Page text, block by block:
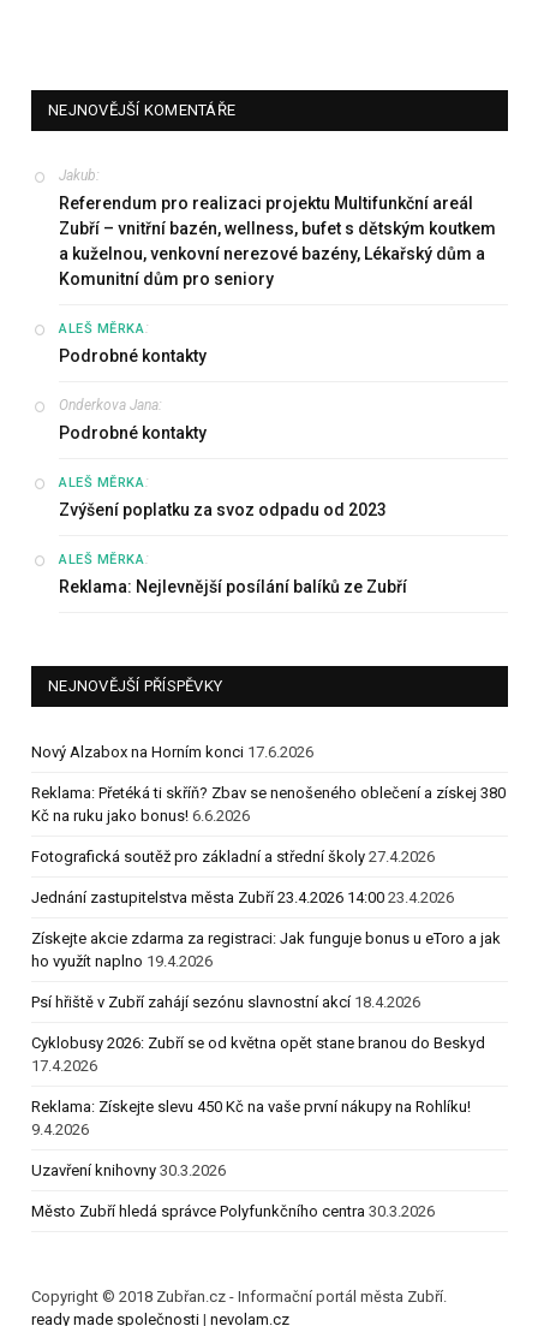
NEJNOVĚJŠÍ KOMENTÁŘE
Jakub:
Referendum pro realizaci projektu Multifunkční areál
Zubří – vnitřní bazén, wellness, bufet s dětským koutkem
a kuželnou, venkovní nerezové bazény, Lékařský dům a
Komunitní dům pro seniory
ALEŠ MĚRKA:
Podrobné kontakty
Onderkova Jana:
Podrobné kontakty
ALEŠ MĚRKA:
Zvýšení poplatku za svoz odpadu od 2023
ALEŠ MĚRKA:
Reklama: Nejlevnější posílání balíků ze Zubří
NEJNOVĚJŠÍ PŘÍSPĚVKY
Nový Alzabox na Horním konci 17.6.2026
Reklama: Přetéká ti skříň? Zbav se nenošeného oblečení a získej 380
Kč na ruku jako bonus! 6.6.2026
Fotografická soutěž pro základní a střední školy 27.4.2026
Jednání zastupitelstva města Zubří 23.4.2026 14:00 23.4.2026
Získejte akcie zdarma za registraci: Jak funguje bonus u eToro a jak
ho využít naplno 19.4.2026
Psí hřiště v Zubří zahájí sezónu slavnostní akcí 18.4.2026
Cyklobusy 2026: Zubří se od května opět stane branou do Beskyd
17.4.2026
Reklama: Získejte slevu 450 Kč na vaše první nákupy na Rohlíku!
9.4.2026
Uzavření knihovny 30.3.2026
Město Zubří hledá správce Polyfunkčního centra 30.3.2026
Copyright © 2018 Zubřan.cz - Informační portál města Zubří.
ready made společnosti | nevolam.cz